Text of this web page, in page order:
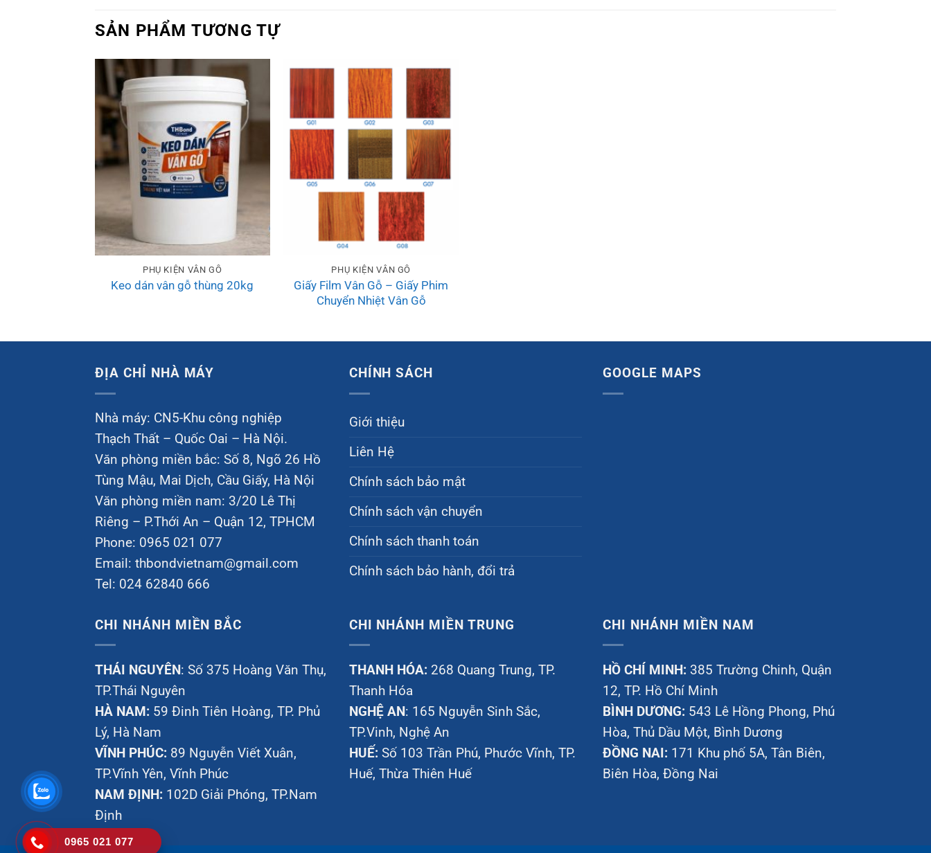
SẢN PHẨM TƯƠNG TỰ
PHỤ KIỆN VÂN GỖ
Keo dán vân gỗ thùng 20kg
PHỤ KIỆN VÂN GỖ
Giấy Film Vân Gỗ – Giấy Phim
Chuyển Nhiệt Vân Gỗ
ĐỊA CHỈ NHÀ MÁY
Nhà máy: CN5-Khu công nghiệp
Thạch Thất – Quốc Oai – Hà Nội.
Văn phòng miền bắc: Số 8, Ngõ 26 Hồ
Tùng Mậu, Mai Dịch, Cầu Giấy, Hà Nội
Văn phòng miền nam: 3/20 Lê Thị
Riêng – P.Thới An – Quận 12, TPHCM
Phone: 0965 021 077
Email: thbondvietnam@gmail.com
Tel: 024 62840 666
CHÍNH SÁCH
Giới thiệu
Liên Hệ
Chính sách bảo mật
Chính sách vận chuyển
Chính sách thanh toán
Chính sách bảo hành, đổi trả
GOOGLE MAPS
CHI NHÁNH MIỀN BẮC
THÁI NGUYÊN: Số 375 Hoàng Văn Thụ,
TP.Thái Nguyên
HÀ NAM: 59 Đinh Tiên Hoàng, TP. Phủ
Lý, Hà Nam
VĨNH PHÚC: 89 Nguyễn Viết Xuân,
TP.Vĩnh Yên, Vĩnh Phúc
NAM ĐỊNH: 102D Giải Phóng, TP.Nam
Định
CHI NHÁNH MIỀN TRUNG
THANH HÓA: 268 Quang Trung, TP.
Thanh Hóa
NGHỆ AN: 165 Nguyễn Sinh Sắc,
TP.Vinh, Nghệ An
HUẾ: Số 103 Trần Phú, Phước Vĩnh, TP.
Huế, Thừa Thiên Huế
CHI NHÁNH MIỀN NAM
HỒ CHÍ MINH: 385 Trường Chinh, Quận
12, TP. Hồ Chí Minh
BÌNH DƯƠNG: 543 Lê Hồng Phong, Phú
Hòa, Thủ Dầu Một, Bình Dương
ĐỒNG NAI: 171 Khu phố 5A, Tân Biên,
Biên Hòa, Đồng Nai
0965 021 077